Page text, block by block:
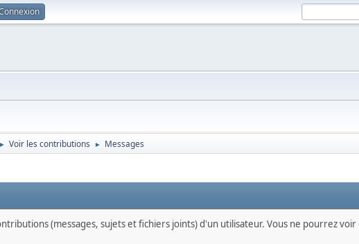
► Voir les contributions ► Messages
(messages, sujets et fichiers joints) d'un utilisateur. Vous ne pourrez